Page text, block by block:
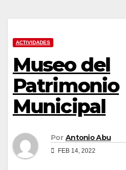
ACTIVIDADES
Museo del
Patrimonio
Municipal
Por Antonio Abu
FEB 14, 2022